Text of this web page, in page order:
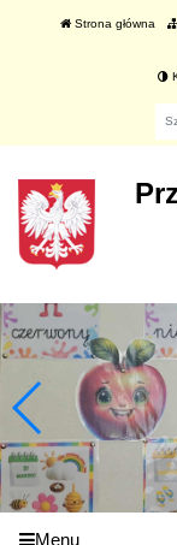
Strona główna
Menu